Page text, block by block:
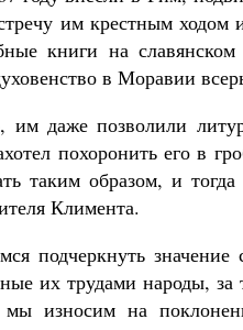
им крестным ходом
книги на
в Моравии
им даже позволили
похоронить его в
таким образом, и
Климента.
подчеркнуть
их трудами народы,
мы износим на